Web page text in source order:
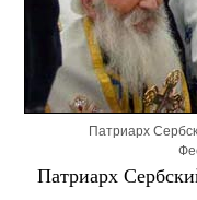
Патриарх
Патриарх